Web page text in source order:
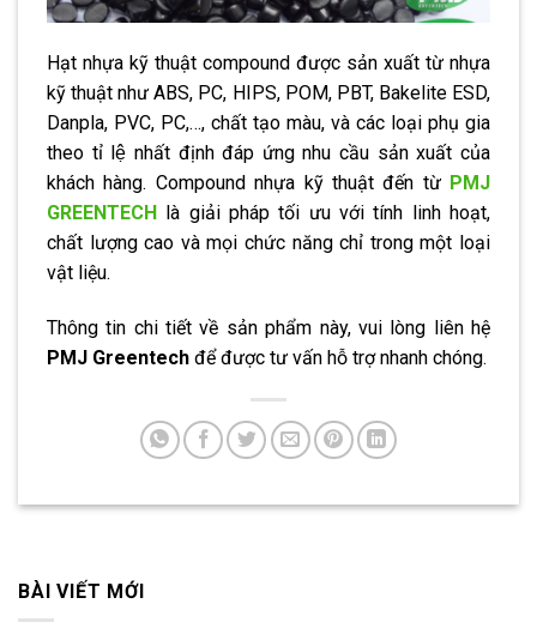
Hạt nhựa kỹ thuật compound được sản xuất từ nhựa
kỹ thuật như ABS, PC, HIPS, POM, PBT, Bakelite ESD,
Danpla, PVC, PC,…, chất tạo màu, và các loại phụ gia
theo tỉ lệ nhất định đáp ứng nhu cầu sản xuất của
khách hàng. Compound nhựa kỹ thuật đến từ PMJ
GREENTECH là giải pháp tối ưu với tính linh hoạt,
chất lượng cao và mọi chức năng chỉ trong một loại
vật liệu.
Thông tin chi tiết về sản phẩm này, vui lòng liên hệ
PMJ Greentech để được tư vấn hỗ trợ nhanh chóng.
BÀI VIẾT MỚI